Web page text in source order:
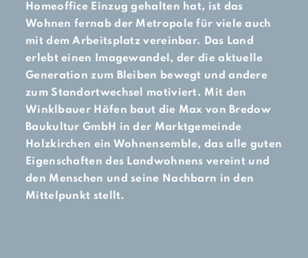
Home­office Einzug gehalten hat, ist das
Wohnen fernab der Metropole für viele auch
mit dem Arbeitsplatz vereinbar. Das Land
erlebt einen Imagewandel, der die aktuelle
Generation zum Bleiben bewegt und andere
zum Standortwechsel motiviert. Mit den
Winklbauer Höfen baut die Max von Bredow
Baukultur GmbH in der Marktgemeinde
Holzkirchen ein Wohnensemble, das alle guten
Eigenschaften des Landwohnens vereint und
den Menschen und seine Nachbarn in den
Mittelpunkt stellt.